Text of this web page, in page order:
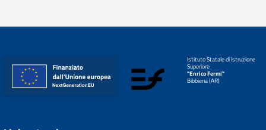
Istituto Statale di Istruzione
Superiore
"Enrico Fermi"
Bibbiena (AR)